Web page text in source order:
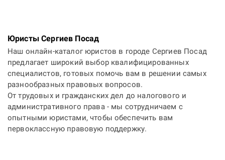
Юристы Сергиев Посад
Наш онлайн-каталог юристов в городе Сергиев Посад
предлагает широкий выбор квалифицированных
специалистов, готовых помочь вам в решении самых
разнообразных правовых вопросов.
От трудовых и гражданских дел до налогового и
административного права - мы сотрудничаем с
опытными юристами, чтобы обеспечить вам
первоклассную правовую поддержку.